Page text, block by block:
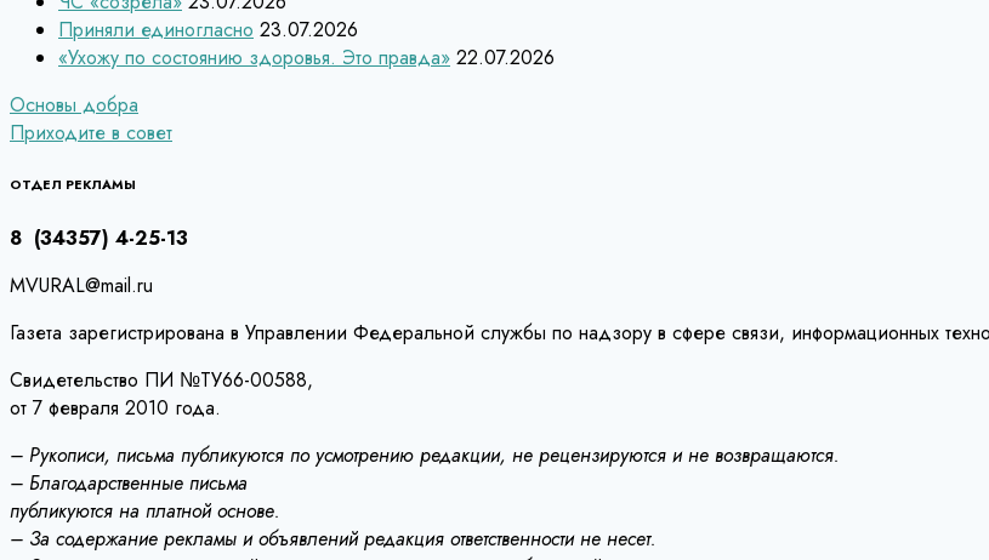
Приняли единогласно 23.07.2026
«Ухожу по состоянию здоровья. Это правда» 22.07.2026
Навигация
по
записям
Основы добра
Приходите в совет
ОТДЕЛ РЕКЛАМЫ
8 (34357) 4-25-13
MVURAL@mail.ru
Газета зарегистрирована в Управлении Федеральной службы по надзору в сфере связи, информационных
Свидетельство ПИ №ТУ66-00588,
от 7 февраля 2010 года.
– Рукописи, письма публикуются по усмотрению редакции, не рецензируются и не возвращаются.
– Благодарственные письма
публикуются на платной основе.
– За содержание рекламы и объявлений редакция ответственности не несет.